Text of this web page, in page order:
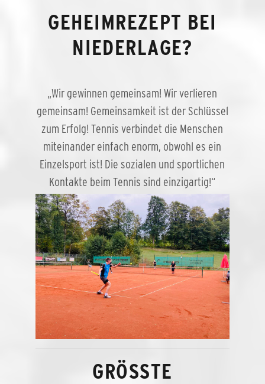
GEHEIMREZEPT BEI
NIEDERLAGE?
„Wir gewinnen gemeinsam! Wir verlieren
gemeinsam! Gemeinsamkeit ist der Schlüssel
zum Erfolg! Tennis verbindet die Menschen
miteinander einfach enorm, obwohl es ein
Einzelsport ist! Die sozialen und sportlichen
Kontakte beim Tennis sind einzigartig!“
GRÖSSTE U